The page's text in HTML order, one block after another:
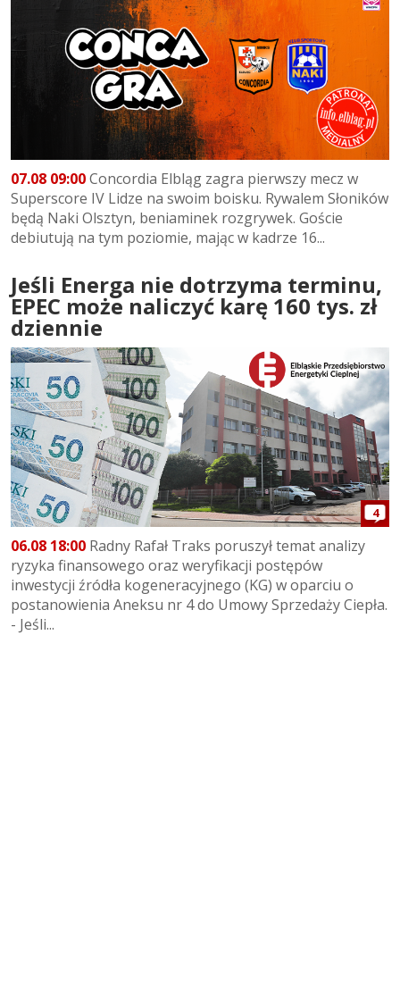
07.08 09:00Concordia Elbląg zagra pierwszy mecz w
Superscore IV Lidze na swoim boisku. Rywalem Słoników
będą Naki Olsztyn, beniaminek rozgrywek. Goście
debiutują na tym poziomie, mając w kadrze 16...
Jeśli Energa nie dotrzyma terminu,
EPEC może naliczyć karę 160 tys. zł
dziennie
4
06.08 18:00 Radny Rafał Traks poruszył temat analizy
ryzyka finansowego oraz weryfikacji postępów
inwestycji źródła kogeneracyjnego (KG) w oparciu o
postanowienia Aneksu nr 4 do Umowy Sprzedaży Ciepła.
- Jeśli...